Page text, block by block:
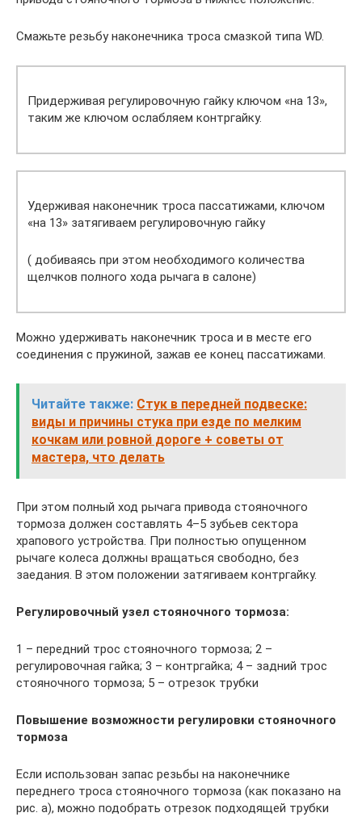
Смажьте резьбу наконечника троса смазкой типа WD.
Придерживая регулировочную гайку ключом «на 13»,
таким же ключом ослабляем контргайку.
Удерживая наконечник троса пассатижами, ключом
«на 13» затягиваем регулировочную гайку
( добиваясь при этом необходимого количества
щелчков полного хода рычага в салоне)
Можно удерживать наконечник троса и в месте его
соединения с пружиной, зажав ее конец пассатижами.
Читайте также: Стук в передней подвеске:
виды и причины стука при езде по мелким
кочкам или ровной дороге + советы от
мастера, что делать
При этом полный ход рычага привода стояночного
тормоза должен составлять 4–5 зубьев сектора
храпового устройства. При полностью опущенном
рычаге колеса должны вращаться свободно, без
заедания. В этом положении затягиваем контргайку.
Регулировочный узел стояночного тормоза:
1 – передний трос стояночного тормоза; 2 –
регулировочная гайка; 3 – контргайка; 4 – задний трос
стояночного тормоза; 5 – отрезок трубки
Повышение возможности регулировки стояночного
тормоза
Если использован запас резьбы на наконечнике
переднего троса стояночного тормоза (как показано на
рис. а), можно подобрать отрезок подходящей трубки